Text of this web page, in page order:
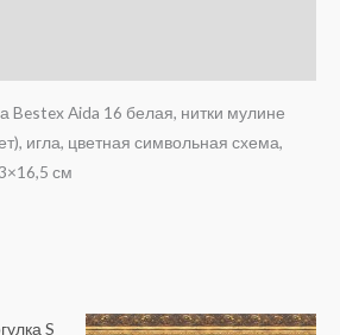
Bestex Aida 16 белая, нитки мулине
игла, цветная символьная схема,
см